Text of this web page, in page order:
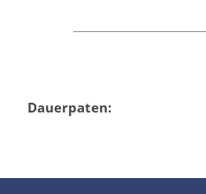
Dauerpaten: